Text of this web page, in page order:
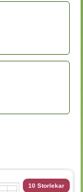
10 Storlekar